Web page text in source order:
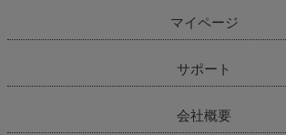
マイページ
サポート
会社概要